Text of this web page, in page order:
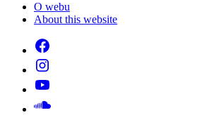
O webu
About this website